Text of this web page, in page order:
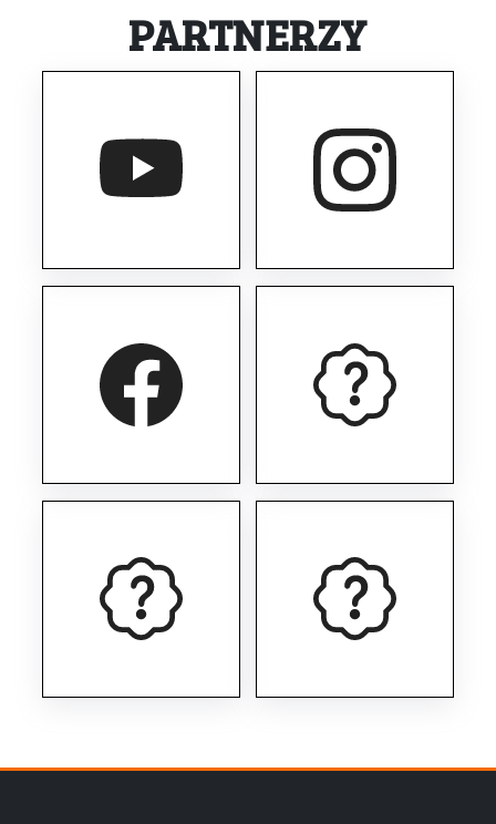
PARTNERZY